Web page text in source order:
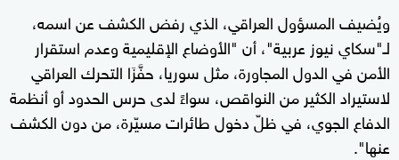
ويُضيف المسؤول العراقي، الذي رفض الكشف عن اسمه،
لـ"سكاي نيوز عربية"، أن "الأوضاع الإقليمية وعدم استقرار
الأمن في الدول المجاورة، مثل سوريا، حفَّزَا التحرك العراقي
لاستيراد الكثير من النواقص، سواءً لدى حرس الحدود أو أنظمة
الدفاع الجوي، في ظلّ دخول طائرات مسيّرة، من دون الكشف
عنها".